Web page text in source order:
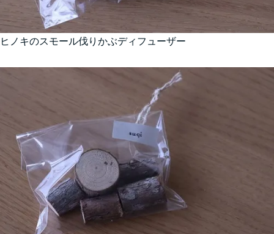
ヒノキのスモール伐りかぶディフューザー